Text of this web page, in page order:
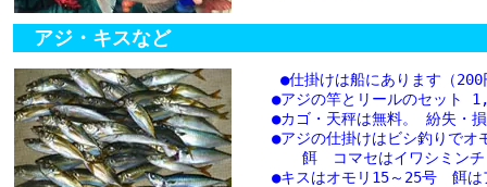
アジ・キスなど
●仕掛けは船にあります（
●アジの竿とリールのセット
●カゴ・天秤は無料。 紛失・
●アジの仕掛けはビシ釣りで
餌 コマセはイワシミンチ
●キスはオモリ15～25号 餌は